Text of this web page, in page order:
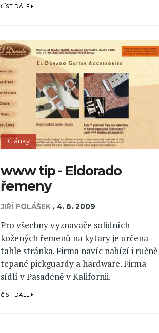
ČÍST DÁLE
Články
www tip - Eldorado
řemeny
JIŘÍ POLÁŠEK , 4. 6. 2009
Pro všechny vyznavače solidních
kožených řemenů na kytary je určena
tahle stránka. Firma navíc nabízí i ručně
tepané pickguardy a hardware. Firma
sídlí v Pasadeně v Kalifornii.
ČÍST DÁLE